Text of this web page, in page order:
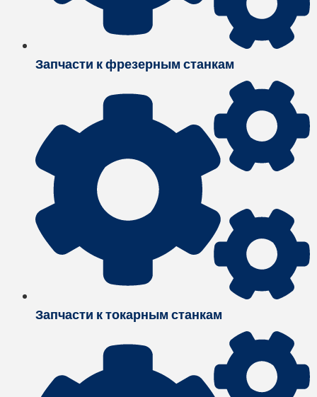
Запчасти к фрезерным станкам
Запчасти к токарным станкам